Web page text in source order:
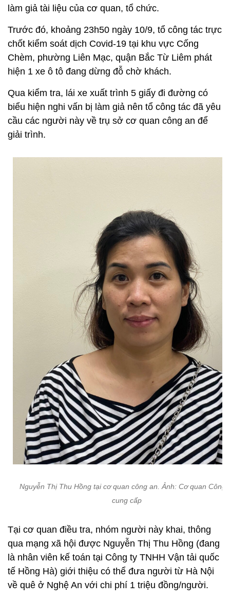
làm giả tài liệu của cơ quan, tổ chức.
Trước đó, khoảng 23h50 ngày 10/9, tổ công tác trực
chốt kiểm soát dịch Covid-19 tại khu vực Cống
Chèm, phường Liên Mạc, quận Bắc Từ Liêm phát
hiện 1 xe ô tô đang dừng đỗ chờ khách.
Qua kiểm tra, lái xe xuất trình 5 giấy đi đường có
biểu hiện nghi vấn bị làm giả nên tổ công tác đã yêu
cầu các người này về trụ sở cơ quan công an để
giải trình.
Nguyễn Thị Thu Hồng tại cơ quan công an. Ảnh: Cơ quan Công
cung cấp
Tại cơ quan điều tra, nhóm người này khai, thông
qua mạng xã hội được Nguyễn Thị Thu Hồng (đang
là nhân viên kế toán tại Công ty TNHH Vận tải quốc
tế Hồng Hà) giới thiệu có thể đưa người từ Hà Nội
về quê ở Nghệ An với chi phí 1 triệu đồng/người.